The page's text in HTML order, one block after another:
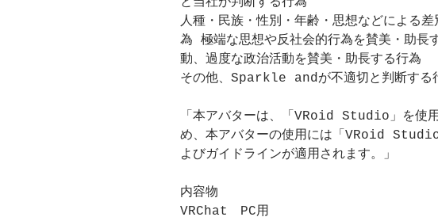
人種・民族・性別・年齢・思想などによる
為 極端な思想や反社会的行為を賛美・助長
動、過度な政治活動を賛美・助長する行為
その他、Sparkle andが不適切と判断する
「本アバターは、「VRoid Studio」を使
め、本アバターの使用には「VRoid Studio
よびガイドラインが適用されます。」
内容物
VRChat　PC用